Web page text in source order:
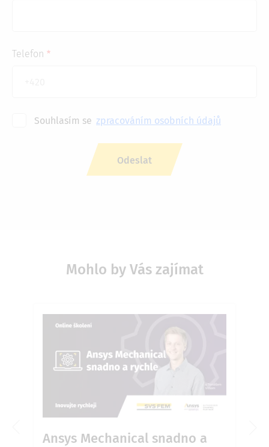
Telefon
Souhlasím se zpracováním osobních údajů
Mohlo by Vás zajímat
Ansys Mechanical snadno a